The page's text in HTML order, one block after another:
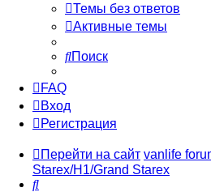
Темы без ответов
Активные темы
Поиск
FAQ
Вход
Регистрация
Перейти на сайт vanlife
Starex/H1/Grand Starex
Поиск